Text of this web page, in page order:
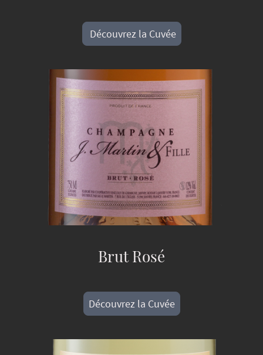
Découvrez la Cuvée
Brut Rosé
Découvrez la Cuvée